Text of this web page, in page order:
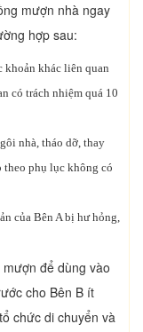
mượn nhà ngay
hợp sau:
khoản khác liên quan
có trách nhiệm quá 10
nhà, tháo dỡ, thay
phụ lục không có
của Bên A bị hư hỏng,
để dùng vào
cho Bên B ít
chức di chuyển và